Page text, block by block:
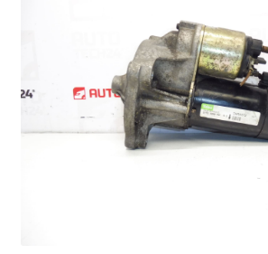
Livraison internationale
Paiements